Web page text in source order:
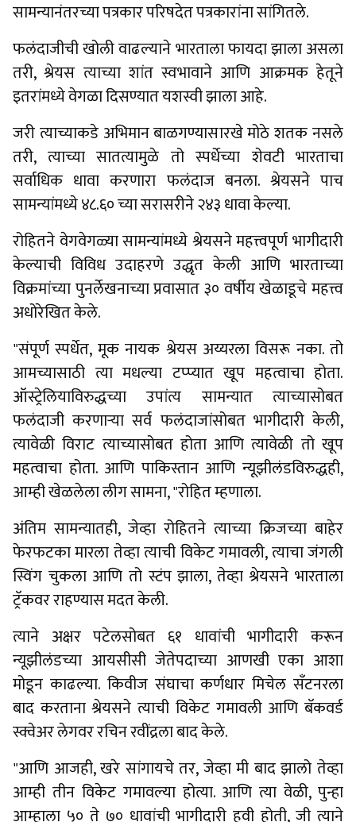
सामन्यानंतरच्या पत्रकार परिषदेत पत्रकारांना सांगितले.
फलंदाजीची खोली वाढल्याने भारताला फायदा झाला असला
तरी, श्रेयस त्याच्या शांत स्वभावाने आणि आक्रमक हेतूने
इतरांमध्ये वेगळा दिसण्यात यशस्वी झाला आहे.
जरी त्याच्याकडे अभिमान बाळगण्यासारखे मोठे शतक नसले
तरी, त्याच्या सातत्यामुळे तो स्पर्धेच्या शेवटी भारताचा
सर्वाधिक धावा करणारा फलंदाज बनला. श्रेयसने पाच
सामन्यांमध्ये ४८.६० च्या सरासरीने २४३ धावा केल्या.
रोहितने वेगवेगळ्या सामन्यांमध्ये श्रेयसने महत्त्वपूर्ण भागीदारी
केल्याची विविध उदाहरणे उद्धृत केली आणि भारताच्या
विक्रमांच्या पुनर्लेखनाच्या प्रवासात ३० वर्षीय खेळाडूचे महत्त्व
अधोरेखित केले.
"संपूर्ण स्पर्धेत, मूक नायक श्रेयस अय्यरला विसरू नका. तो
आमच्यासाठी त्या मधल्या टप्प्यात खूप महत्वाचा होता.
ऑस्ट्रेलियाविरुद्धच्या उपांत्य सामन्यात त्याच्यासोबत
फलंदाजी करणाऱ्या सर्व फलंदाजांसोबत भागीदारी केली,
त्यावेळी विराट त्याच्यासोबत होता आणि त्यावेळी तो खूप
महत्वाचा होता. आणि पाकिस्तान आणि न्यूझीलंडविरुद्धही,
आम्ही खेळलेला लीग सामना, "रोहित म्हणाला.
अंतिम सामन्यातही, जेव्हा रोहितने त्याच्या क्रिजच्या बाहेर
फेरफटका मारला तेव्हा त्याची विकेट गमावली, त्याचा जंगली
स्विंग चुकला आणि तो स्टंप झाला, तेव्हा श्रेयसने भारताला
ट्रॅकवर राहण्यास मदत केली.
त्याने अक्षर पटेलसोबत ६१ धावांची भागीदारी करून
न्यूझीलंडच्या आयसीसी जेतेपदाच्या आणखी एका आशा
मोडून काढल्या. किवीज संघाचा कर्णधार मिचेल सँटनरला
बाद करताना श्रेयसने त्याची विकेट गमावली आणि बॅकवर्ड
स्क्वेअर लेगवर रचिन रवींद्रला बाद केले.
"आणि आजही, खरे सांगायचे तर, जेव्हा मी बाद झालो तेव्हा
आम्ही तीन विकेट गमावल्या होत्या. आणि त्या वेळी, पुन्हा
आम्हाला ५० ते ७० धावांची भागीदारी हवी होती, जी त्याने